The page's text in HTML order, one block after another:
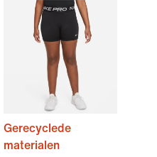
Gerecyclede
materialen